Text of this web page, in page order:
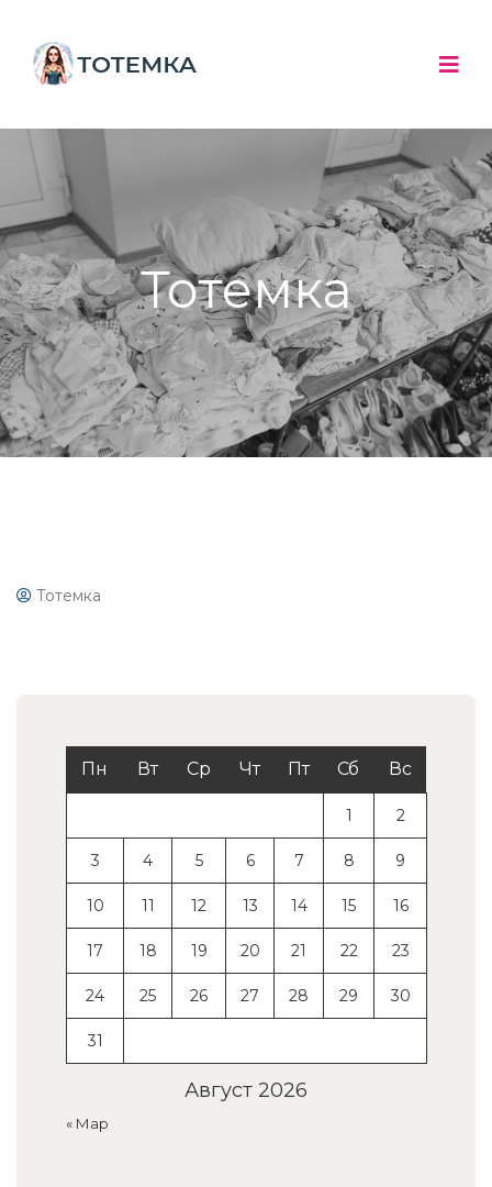
Тотемка
Тотемка
Август 2026
Пн Вт Ср Чт Пт Сб Вс
1 2
3 4 5 6 7 8 9
10 11 12 13 14 15 16
17 18 19 20 21 22 23
24 25 26 27 28 29 30
31
« Мар